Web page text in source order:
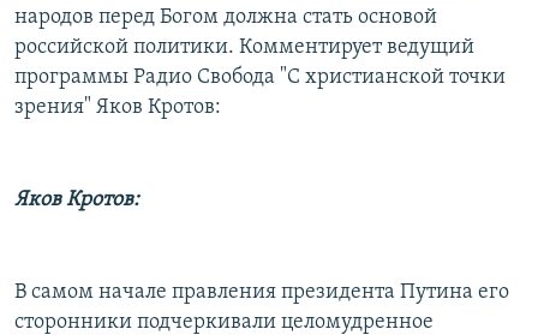
Все сайты РСЕ/РС
народов перед Богом должна стать основой
российской политики. Комментирует ведущий
программы Радио Свобода "С христианской точки
зрения" Яков Кротов:
Яков Кротов:
В самом начале правления президента Путина его
сторонники подчеркивали целомудренное